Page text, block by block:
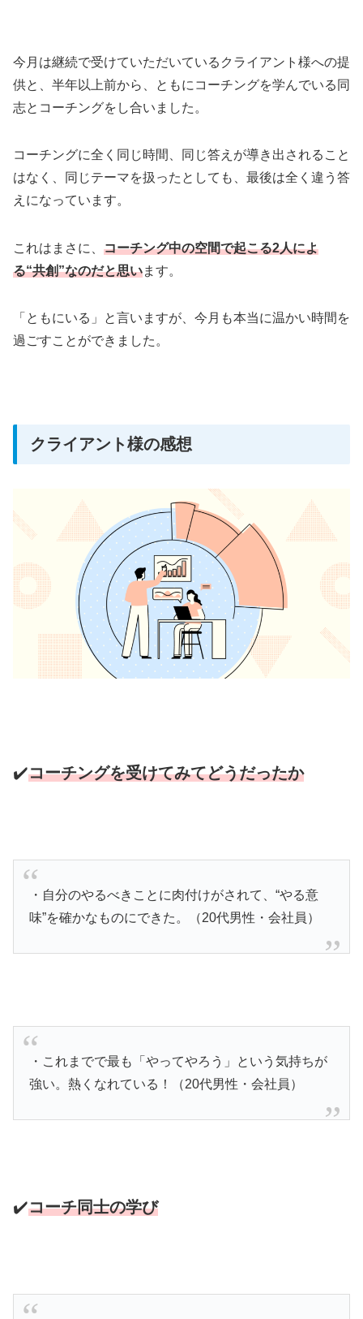
今月は継続で受けていただいているクライアント様への提
供と、半年以上前から、ともにコーチングを学んでいる同
志とコーチングをし合いました。
コーチングに全く同じ時間、同じ答えが導き出されること
はなく、同じテーマを扱ったとしても、最後は全く違う答
えになっています。
これはまさに、 コーチング中の空間で起こる2人によ
る“共創”なのだと思います。
「ともにいる」と言いますが、今月も本当に温かい時間を
過ごすことができました。
クライアント様の感想
✔️コーチングを受けてみてどうだったか
・自分のやるべきことに肉付けがされて、“やる意
味”を確かなものにできた。（20代男性・会社員）
・これまでで最も「やってやろう」という気持ちが
強い。熱くなれている！（20代男性・会社員）
✔️コーチ同士の学び